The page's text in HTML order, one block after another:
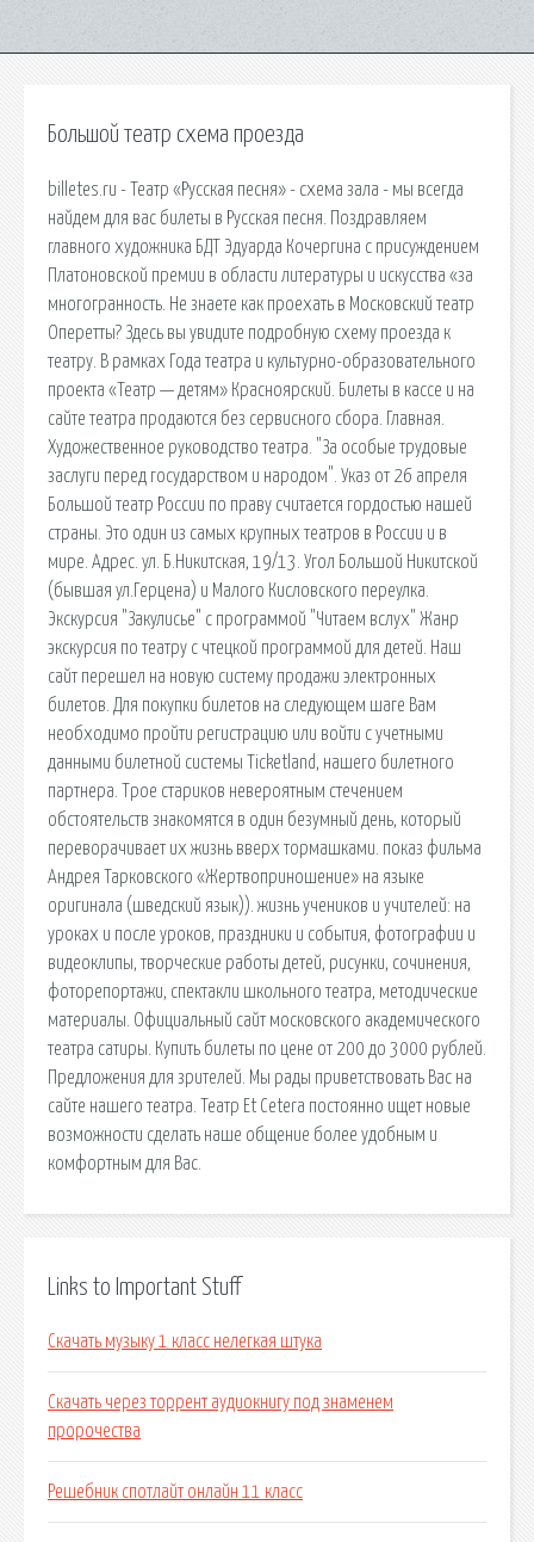
Большой театр схема проезда
billetes.ru - Театр «Русская песня» - схема зала - мы всегда
найдем для вас билеты в Русская песня. Поздравляем
главного художника БДТ Эдуарда Кочергина с присуждением
Платоновской премии в области литературы и искусства «за
многогранность. Не знаете как проехать в Московский театр
Оперетты? Здесь вы увидите подробную схему проезда к
театру. В рамках Года театра и культурно-образовательного
проекта «Театр — детям» Красноярский. Билеты в кассе и на
сайте театра продаются без сервисного сбора. Главная.
Художественное руководство театра. "За особые трудовые
заслуги перед государством и народом". Указ от 26 апреля
Большой театр России по праву считается гордостью нашей
страны. Это один из самых крупных театров в России и в
мире. Адрес. ул. Б.Никитская, 19/13. Угол Большой Никитской
(бывшая ул.Герцена) и Малого Кисловского переулка.
Экскурсия "Закулисье" с программой "Читаем вслух" Жанр
экскурсия по театру с чтецкой программой для детей. Наш
сайт перешел на новую систему продажи электронных
билетов. Для покупки билетов на следующем шаге Вам
необходимо пройти регистрацию или войти с учетными
данными билетной системы Ticketland, нашего билетного
партнера. Трое стариков невероятным стечением
обстоятельств знакомятся в один безумный день, который
переворачивает их жизнь вверх тормашками. показ фильма
Андрея Тарковского «Жертвоприношение» на языке
оригинала (шведский язык)). жизнь учеников и учителей: на
уроках и после уроков, праздники и события, фотографии и
видеоклипы, творческие работы детей, рисунки, сочинения,
фоторепортажи, спектакли школьного театра, методические
материалы. Официальный сайт московского академического
театра сатиры. Купить билеты по цене от 200 до 3000 рублей.
Предложения для зрителей. Мы рады приветствовать Вас на
сайте нашего театра. Театр Et Cetera постоянно ищет новые
возможности сделать наше общение более удобным и
комфортным для Вас.
Links to Important Stuff
Скачать музыку 1 класс нелегкая штука
Скачать через торрент аудиокнигу под знаменем
пророчества
Решебник спотлайт онлайн 11 класс